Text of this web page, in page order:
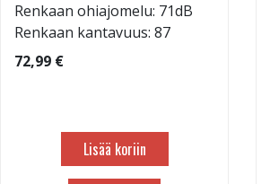
Renkaan ohiajomelu: 71dB
Renkaan kantavuus: 87
72,99 €
Lisää koriin